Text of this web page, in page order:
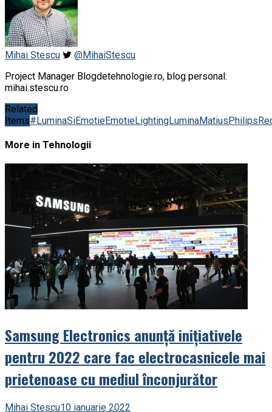
Mihai Stescu
@MihaiStescu
Project Manager Blogdetehnologie.ro, blog personal:
mihai.stescu.ro
Related
Items#LuminaSiEmotieEmotieLightingLuminaMatiusPhilips
More in Tehnologii
Samsung Electronics anunță inițiativele
pentru 2022 care fac electrocasnicele mai
prietenoase cu mediul înconjurător
Mihai Stescu10 ianuarie 2022